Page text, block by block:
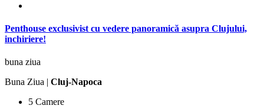
Penthouse exclusivist cu vedere panoramică asupra Clujului,
inchiriere!
buna ziua
Buna Ziua | Cluj-Napoca
5 Camere